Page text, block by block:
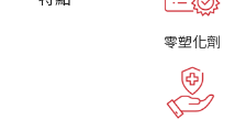
零塑化劑